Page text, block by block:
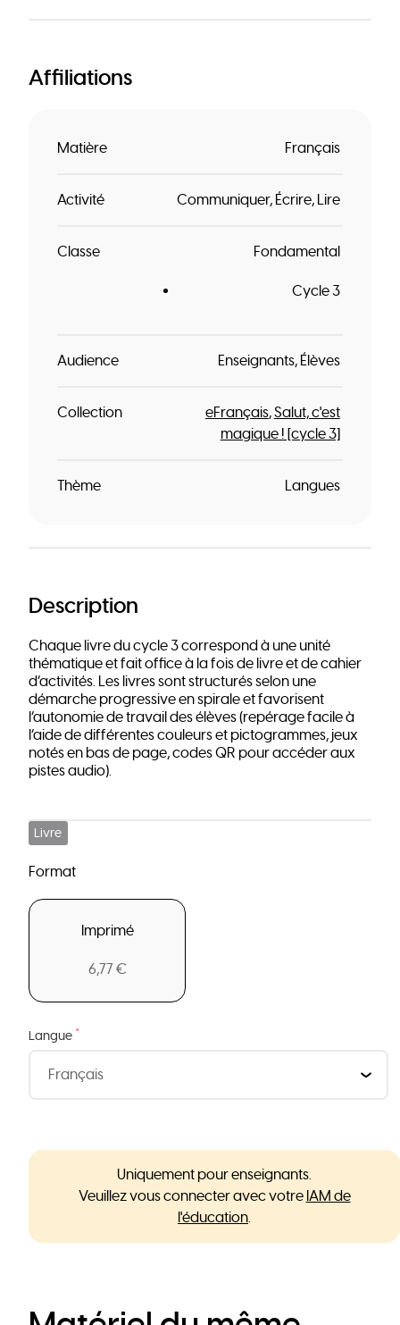
Affiliations
Matière Français
Activité Communiquer Écrire Lire
Classe Fondamental
Cycle 3
Audience Enseignants Élèves
Collection eFrançais Salut, c'est
magique ! [cycle 3]
Thème Langues
Description
Chaque livre du cycle 3 correspond à une unité
thématique et fait office à la fois de livre et de cahier
d’activités. Les livres sont structurés selon une
démarche progressive en spirale et favorisent
l’autonomie de travail des élèves (repérage facile à
l’aide de différentes couleurs et pictogrammes, jeux
notés en bas de page, codes QR pour accéder aux
pistes audio).
Livre
Format
Imprimé
6,77 €
Langue *
Uniquement pour enseignants.
Veuillez vous connecter avec votre IAM de
l'éducation.